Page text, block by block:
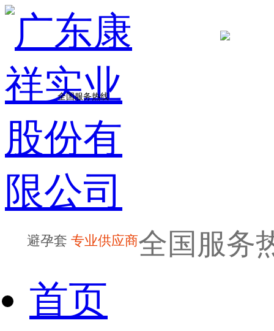
避孕套 专业供应商全国服务
首页
全国服务热线